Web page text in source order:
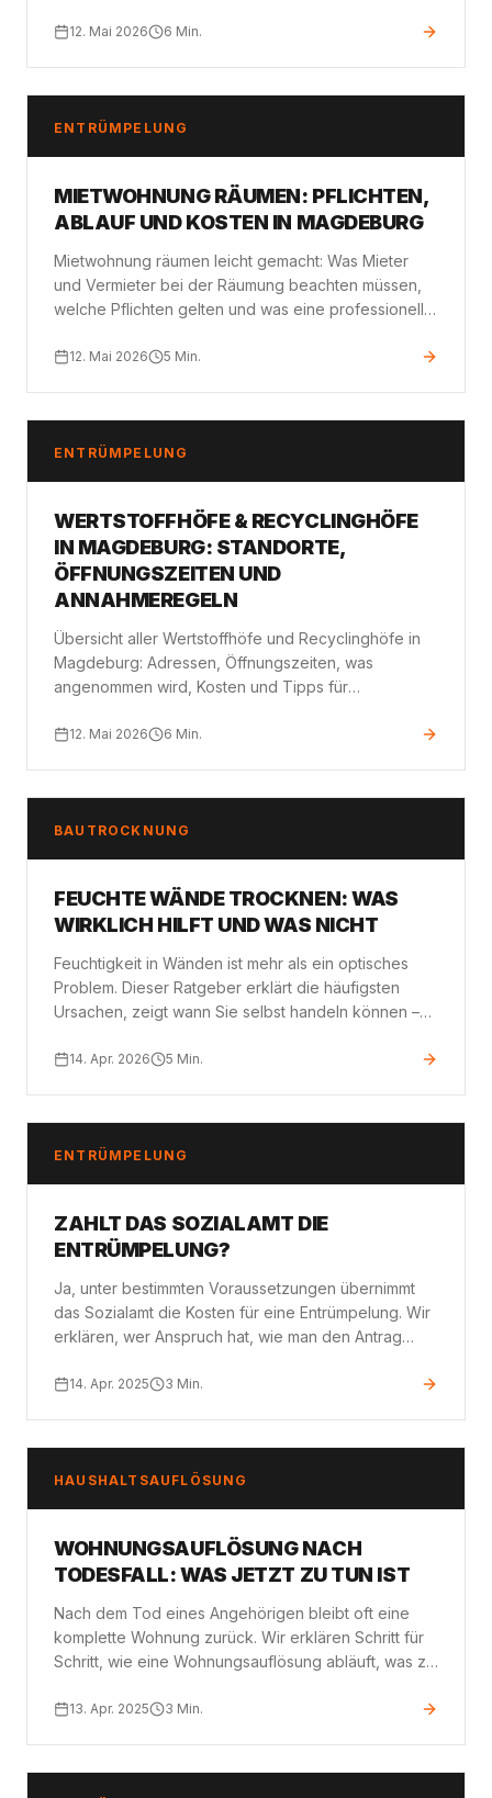
12. Mai 2026 6 Min.
ENTRÜMPELUNG
MIETWOHNUNG RÄUMEN: PFLICHTEN,
ABLAUF UND KOSTEN IN MAGDEBURG
Mietwohnung räumen leicht gemacht: Was Mieter
und Vermieter bei der Räumung beachten müssen,
welche Pflichten gelten und was eine professionelle
12. Mai 2026 5 Min.
ENTRÜMPELUNG
WERTSTOFFHÖFE & RECYCLINGHÖFE
IN MAGDEBURG: STANDORTE,
ÖFFNUNGSZEITEN UND
ANNAHMEREGELN
Übersicht aller Wertstoffhöfe und Recyclinghöfe in
Magdeburg: Adressen, Öffnungszeiten, was
angenommen wird, Kosten und Tipps für
12. Mai 2026 6 Min.
BAUTROCKNUNG
FEUCHTE WÄNDE TROCKNEN: WAS
WIRKLICH HILFT UND WAS NICHT
Feuchtigkeit in Wänden ist mehr als ein optisches
Problem. Dieser Ratgeber erklärt die häufigsten
Ursachen, zeigt wann Sie selbst handeln können –
14. Apr. 2026 5 Min.
ENTRÜMPELUNG
ZAHLT DAS SOZIALAMT DIE
ENTRÜMPELUNG?
Ja, unter bestimmten Voraussetzungen übernimmt
das Sozialamt die Kosten für eine Entrümpelung. Wir
erklären, wer Anspruch hat, wie man den Antrag
14. Apr. 2025 3 Min.
HAUSHALTSAUFLÖSUNG
WOHNUNGSAUFLÖSUNG NACH
TODESFALL: WAS JETZT ZU TUN IST
Nach dem Tod eines Angehörigen bleibt oft eine
komplette Wohnung zurück. Wir erklären Schritt für
Schritt, wie eine Wohnungsauflösung abläuft, was zu
kann.
13. Apr. 2025 3 Min.